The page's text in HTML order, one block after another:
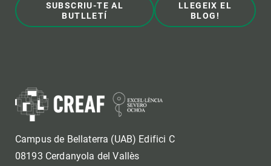
SUBSCRIU-TE AL
BUTLLETÍ
LLEGEIX EL
BLOG!
Campus de Bellaterra (UAB) Edifici C
08193 Cerdanyola del Vallès